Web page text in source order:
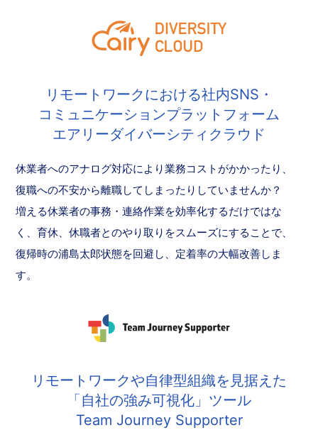
リモートワークにおける社内SNS・
コミュニケーションプラットフォーム
エアリーダイバーシティクラウド
休業者へのアナログ対応により業務コストがかかったり、
復職への不安から離職してしまったりしていませんか？
増える休業者の事務・連絡作業を効率化するだけではな
く、育休、休職者とのやり取りをスムーズにすることで、
復帰時の浦島太郎状態を回避し、定着率の大幅改善しま
す。
リモートワークや自律型組織を見据えた
「自社の強み可視化」ツール
Team Journey Supporter